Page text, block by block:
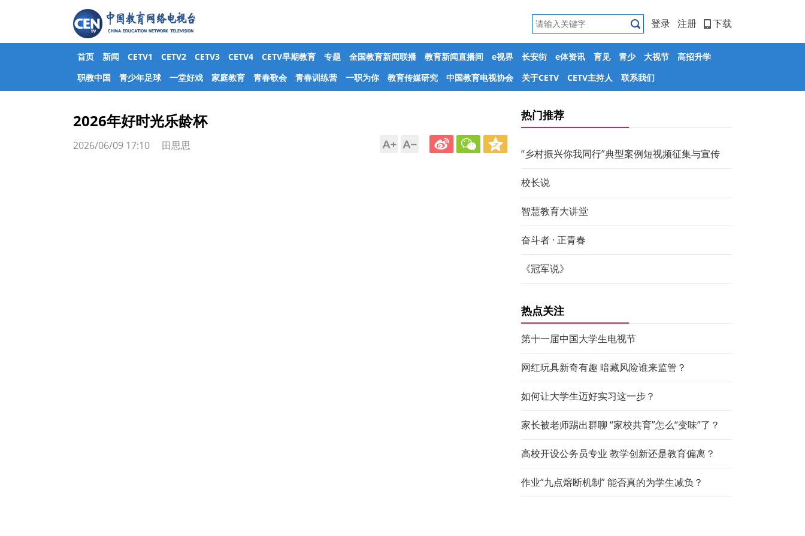
登录 注册 下载
首页 新闻 CETV1 CETV2 CETV3 CETV4 CETV早期教育 专题 全国教育新闻联播 教育新闻直播间 e视界 长安街 e体资讯 育见 青少 大视节
高招升学
职教中国
青少年足球 一堂好戏 家庭教育 青春歌会 青春训练营 一职为你 教育传媒研究 中国教育电视协会 关于CETV CETV主持人 联系我们
2026年好时光乐龄杯
2026/06/09 17:10 田思思
热门推荐
“乡村振兴你我同行”典型案例短视频征集与宣传
校长说
智慧教育大讲堂
奋斗者 · 正青春
《冠军说》
热点关注
第十一届中国大学生电视节
网红玩具新奇有趣 暗藏风险谁来监管？
如何让大学生迈好实习这一步？
家长被老师踢出群聊 “家校共育”怎么“变味”了？
高校开设公务员专业 教学创新还是教育偏离？
作业“九点熔断机制” 能否真的为学生减负？